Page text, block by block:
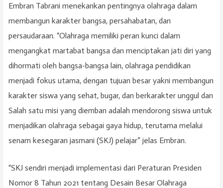
Embran Tabrani menekankan pentingnya olahraga dalam
membangun karakter bangsa, persahabatan, dan
persaudaraan. “Olahraga memiliki peran kunci dalam
mengangkat martabat bangsa dan menciptakan jati diri yang
dihormati oleh bangsa-bangsa lain, olahraga pendidikan
menjadi fokus utama, dengan tujuan besar yakni membangun
karakter siswa yang sehat, bugar, dan berkarakter unggul dan
Salah satu misi yang diemban adalah mendorong siswa untuk
menjadikan olahraga sebagai gaya hidup, terutama melalui
senam kesegaran jasmani (SKJ) pelajar” jelas Embran.
“SKJ sendiri menjadi implementasi dari Peraturan Presiden
Nomor 8 Tahun 2021 tentang Desain Besar Olahraga